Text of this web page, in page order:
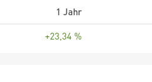
1 Jahr
+23,34 %